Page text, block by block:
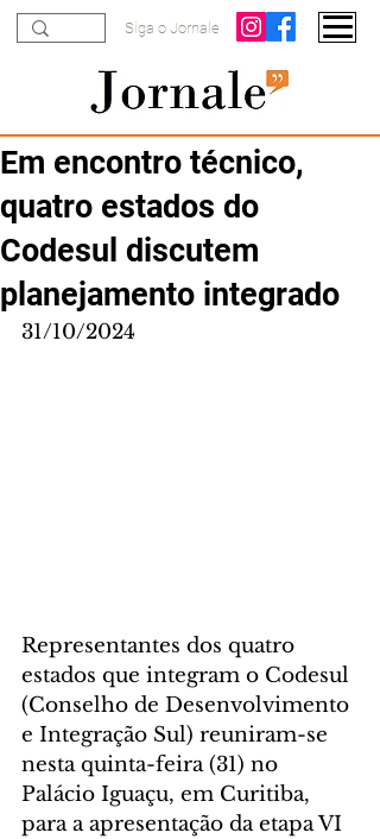
Siga o Jornale
Em encontro técnico,
quatro estados do
Codesul discutem
planejamento integrado
31/10/2024
Representantes dos quatro
estados que integram o Codesul
(Conselho de Desenvolvimento
e Integração Sul) reuniram-se
nesta quinta-feira (31) no
Palácio Iguaçu, em Curitiba,
para a apresentação da etapa VI